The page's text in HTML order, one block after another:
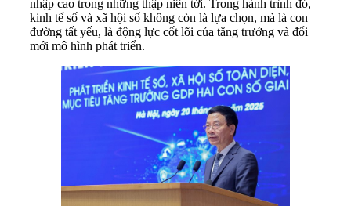
nhập cao trong những thập niên tới. Trong hành trình đó,
kinh tế số và xã hội số không còn là lựa chọn, mà là con
đường tất yếu, là động lực cốt lõi của tăng trưởng và đổi
mới mô hình phát triển.